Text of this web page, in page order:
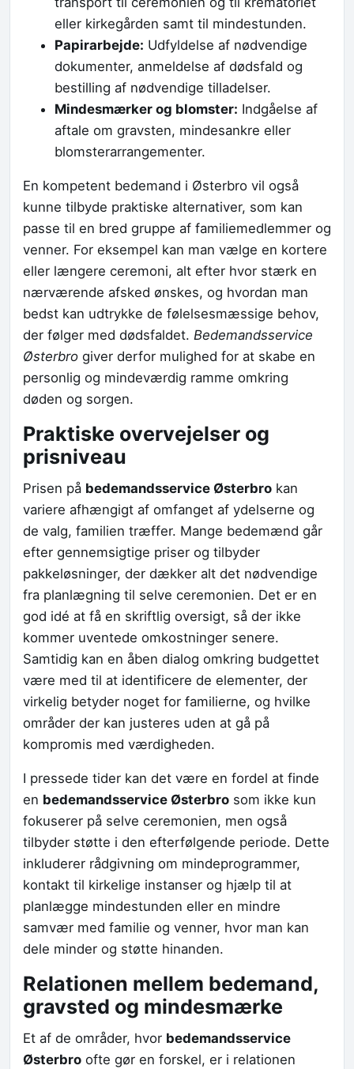
eller kirkegården samt til mindestunden.
Papirarbejde: Udfyldelse af nødvendige
dokumenter, anmeldelse af dødsfald og
bestilling af nødvendige tilladelser.
Mindesmærker og blomster: Indgåelse af
aftale om gravsten, mindesankre eller
blomsterarrangementer.
En kompetent bedemand i Østerbro vil også
kunne tilbyde praktiske alternativer, som kan
passe til en bred gruppe af familiemedlemmer og
venner. For eksempel kan man vælge en kortere
eller længere ceremoni, alt efter hvor stærk en
nærværende afsked ønskes, og hvordan man
bedst kan udtrykke de følelsesmæssige behov,
der følger med dødsfaldet. Bedemandsservice
Østerbro giver derfor mulighed for at skabe en
personlig og mindeværdig ramme omkring
døden og sorgen.
Praktiske overvejelser og
prisniveau
Prisen på bedemandsservice Østerbro kan
variere afhængigt af omfanget af ydelserne og
de valg, familien træffer. Mange bedemænd går
efter gennemsigtige priser og tilbyder
pakkeløsninger, der dækker alt det nødvendige
fra planlægning til selve ceremonien. Det er en
god idé at få en skriftlig oversigt, så der ikke
kommer uventede omkostninger senere.
Samtidig kan en åben dialog omkring budgettet
være med til at identificere de elementer, der
virkelig betyder noget for familierne, og hvilke
områder der kan justeres uden at gå på
kompromis med værdigheden.
I pressede tider kan det være en fordel at finde
en bedemandsservice Østerbro som ikke kun
fokuserer på selve ceremonien, men også
tilbyder støtte i den efterfølgende periode. Dette
inkluderer rådgivning om mindeprogrammer,
kontakt til kirkelige instanser og hjælp til at
planlægge mindestunden eller en mindre
samvær med familie og venner, hvor man kan
dele minder og støtte hinanden.
Relationen mellem bedemand,
gravsted og mindesmærke
Et af de områder, hvor bedemandsservice
Østerbro ofte gør en forskel, er i relationen